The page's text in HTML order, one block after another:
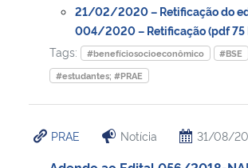
21/02/2020 – Retificação do
004/2020 – Retificação (pdf 75
Tags:
#benefíciosocioeconômico
#BSE
#estudantes; #PRAE
PRAE Notícia 31/08/